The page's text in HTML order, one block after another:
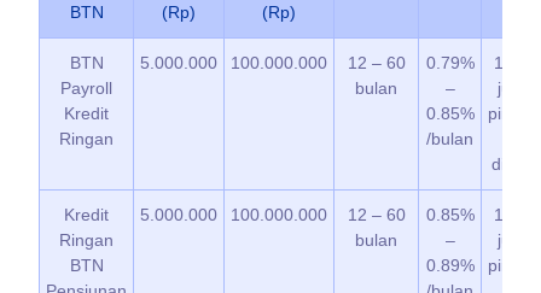
BTN
(Rp)
(Rp)
BTN
Payroll
Kredit
Ringan
5.000.000 100.000.000
12 – 60
bulan
0.79%
–
0.85%
/bulan
1%
Kredit
Ringan
BTN
5.000.000 100.000.000
12 – 60
bulan
0.85%
–
0.89%
1%